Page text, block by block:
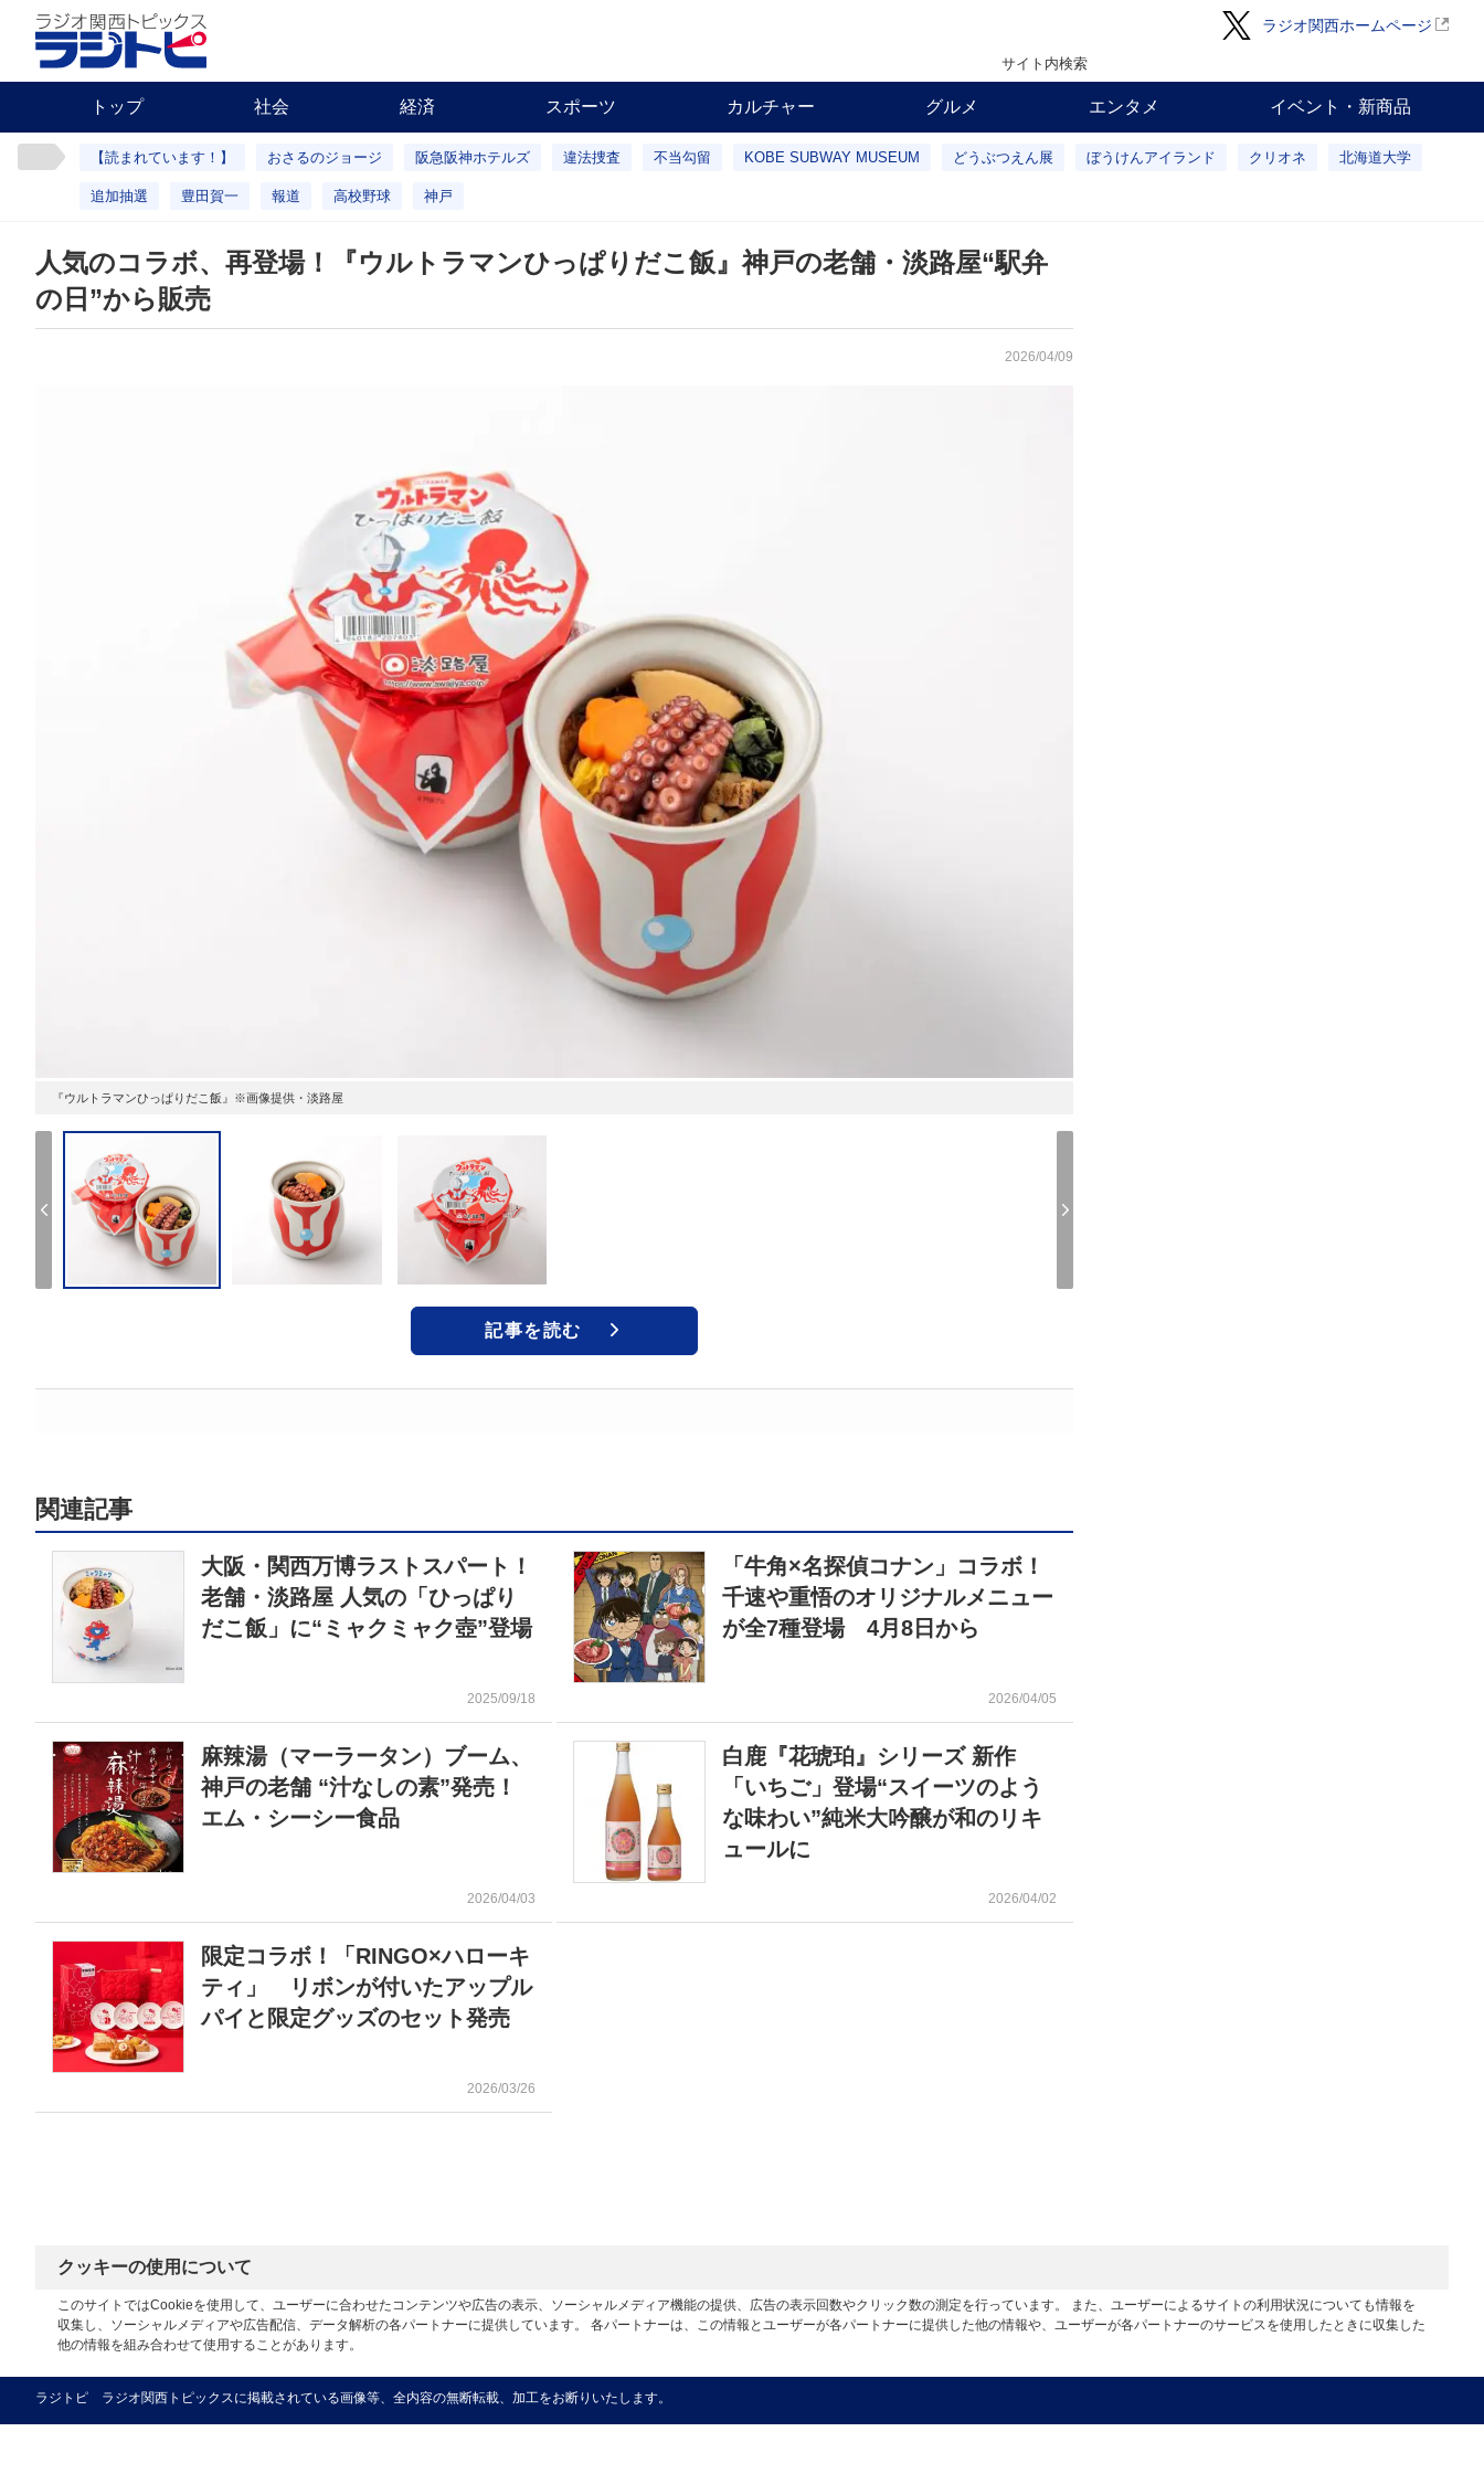
ラジオ関西ホームページ
サイト内検索
トップ 社会 経済 スポーツ カルチャー グルメ エンタメ イベント・新商品
【読まれています！】 おさるのジョージ 阪急阪神ホテルズ 違法捜査 不当勾留 KOBE SUBWAY MUSEUM どうぶつえん展 ぼうけんアイランド クリオネ 北海道大学
追加抽選 豊田賀一 報道 高校野球 神戸
人気のコラボ、再登場！『ウルトラマンひっぱりだこ飯』神戸の老舗・淡路屋“駅弁
の日”から販売
2026/04/09
『ウルトラマンひっぱりだこ飯』※画像提供・淡路屋
記事を読む
関連記事
大阪・関西万博ラストスパート！
老舗・淡路屋 人気の「ひっぱり
だこ飯」に“ミャクミャク壺”登場
2025/09/18
「牛角×名探偵コナン」コラボ！
千速や重悟のオリジナルメニュー
が全7種登場 4月8日から
2026/04/05
麻辣湯（マーラータン）ブーム、
神戸の老舗 “汁なしの素”発売！
エム・シーシー食品
2026/04/03
白鹿『花琥珀』シリーズ 新作
「いちご」登場“スイーツのよう
な味わい”純米大吟醸が和のリキ
ュールに
2026/04/02
限定コラボ！「RINGO×ハローキ
ティ」 リボンが付いたアップル
パイと限定グッズのセット発売
2026/03/26
クッキーの使用について
このサイトではCookieを使用して、ユーザーに合わせたコンテンツや広告の表示、ソーシャルメディア機能の提供、広告の表示回数やクリック数の測定を行っています。 また、ユーザーによるサイトの利用状況についても情報を
収集し、ソーシャルメディアや広告配信、データ解析の各パートナーに提供しています。 各パートナーは、この情報とユーザーが各パートナーに提供した他の情報や、ユーザーが各パートナーのサービスを使用したときに収集した
他の情報を組み合わせて使用することがあります。
ラジトピ ラジオ関西トピックスに掲載されている画像等、全内容の無断転載、加工をお断りいたします。